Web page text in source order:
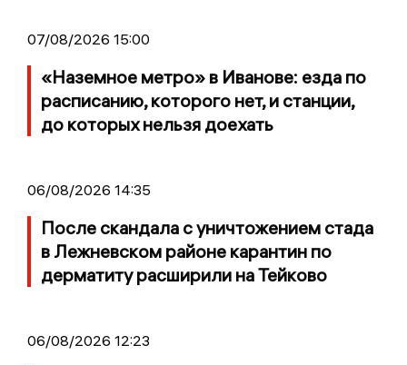
07/08/2026 15:00
«Наземное метро» в Иванове: езда по
расписанию, которого нет, и станции,
до которых нельзя доехать
06/08/2026 14:35
После скандала с уничтожением стада
в Лежневском районе карантин по
дерматиту расширили на Тейково
06/08/2026 12:23